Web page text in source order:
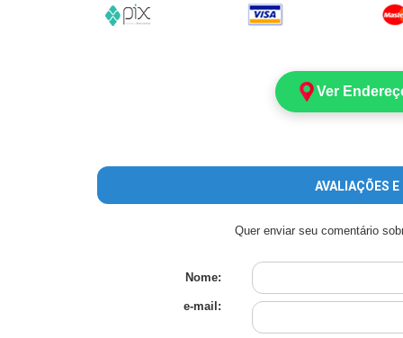
Ver
AVALIAÇÕES
Quer enviar seu comentário
Nome:
e-mail: